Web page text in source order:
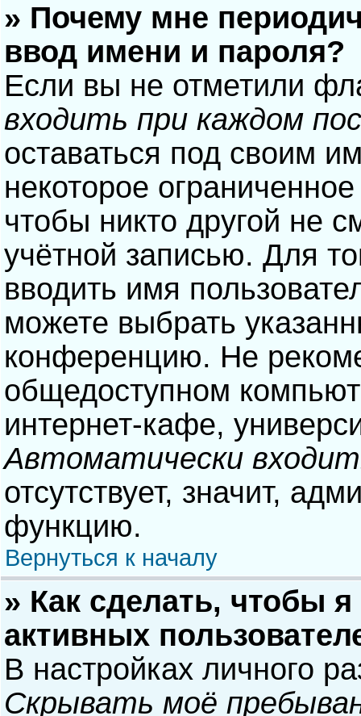
» Почему мне
ввод имени и пароля?
Если вы не отметили
входить при каждом
оставаться под своим
некоторое
чтобы никто другой не
учётной записью. Для
вводить имя
можете выбрать
конференцию. Не
общедоступном
интернет-кафе,
Автоматически
отсутствует, значит,
функцию.
Вернуться к началу
» Как сделать, чтобы
активных
В настройках личного
Скрывать моё